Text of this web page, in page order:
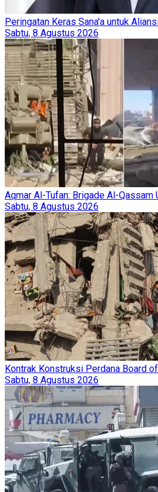
Peringatan Keras Sana'a untuk
Sabtu, 8 Agustus 2026
Aqmar Al-Tufan: Brigade Al-
Sabtu, 8 Agustus 2026
Kontrak Konstruksi Perdana Board
Sabtu, 8 Agustus 2026